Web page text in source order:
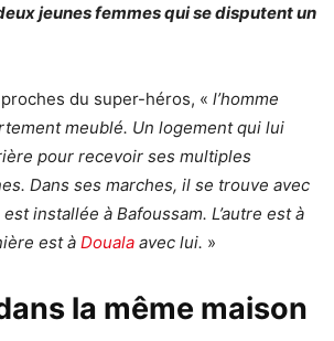
jeunes femmes qui se disputent un
du super-héros, « l’homme
meublé. Un logement qui lui
pour recevoir ses multiples
Dans ses marches, il se trouve avec
est installée à Bafoussam. L’autre est à
est à Douala avec lui. »
la même maison